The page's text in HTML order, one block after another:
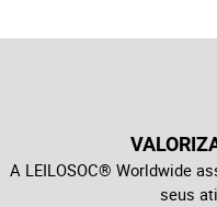
A LEILOSOC® Worldwide
seus